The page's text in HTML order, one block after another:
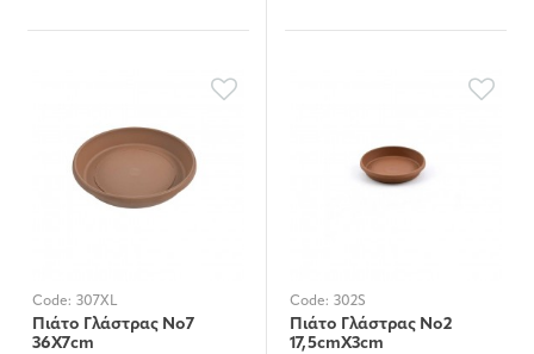
Code: 307XL
Πιάτο Γλάστρας Νο7
36Χ7cm
Code: 302S
Πιάτο Γλάστρας Νο2
17,5cmΧ3cm